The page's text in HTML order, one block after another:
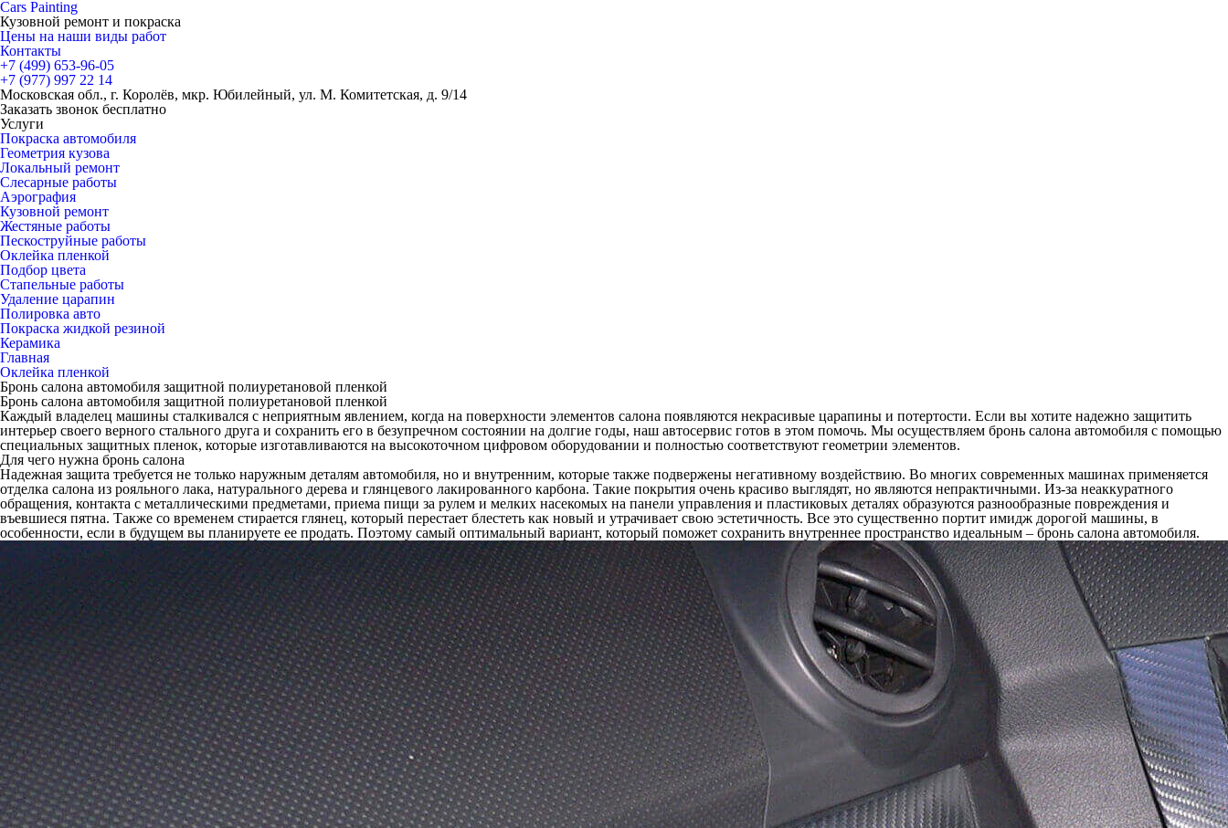
Cars Painting
Кузовной ремонт и покраска
Цены на наши виды работ
Контакты
+7 (499) 653-96-05
+7 (977) 997 22 14
Московская обл., г. Королёв, мкр. Юбилейный, ул. М. Комитетская, д. 9/14
Заказать звонок бесплатно
Услуги
Покраска автомобиля
Геометрия кузова
Локальный ремонт
Слесарные работы
Аэрография
Кузовной ремонт
Жестяные работы
Пескоструйные работы
Оклейка пленкой
Подбор цвета
Стапельные работы
Удаление царапин
Полировка авто
Покраска жидкой резиной
Керамика
Главная
Оклейка пленкой
Бронь салона автомобиля защитной полиуретановой пленкой
Бронь салона автомобиля защитной полиуретановой пленкой
Каждый владелец машины сталкивался с неприятным явлением, когда на поверхности элементов салона появляются некрасивые царапины и потертости. Если вы хотите надежно защитить
интерьер своего верного стального друга и сохранить его в безупречном состоянии на долгие годы, наш автосервис готов в этом помочь. Мы осуществляем бронь салона автомобиля с помощью
специальных защитных пленок, которые изготавливаются на высокоточном цифровом оборудовании и полностью соответствуют геометрии элементов.
Для чего нужна бронь салона
Надежная защита требуется не только наружным деталям автомобиля, но и внутренним, которые также подвержены негативному воздействию. Во многих современных машинах применяется
отделка салона из рояльного лака, натурального дерева и глянцевого лакированного карбона. Такие покрытия очень красиво выглядят, но являются непрактичными. Из-за неаккуратного
обращения, контакта с металлическими предметами, приема пищи за рулем и мелких насекомых на панели управления и пластиковых деталях образуются разнообразные повреждения и
въевшиеся пятна. Также со временем стирается глянец, который перестает блестеть как новый и утрачивает свою эстетичность. Все это существенно портит имидж дорогой машины, в
особенности, если в будущем вы планируете ее продать. Поэтому самый оптимальный вариант, который поможет сохранить внутреннее пространство идеальным – бронь салона автомобиля.